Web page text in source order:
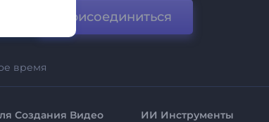
Присоединиться
время
Создания Видео ИИ Инструменты